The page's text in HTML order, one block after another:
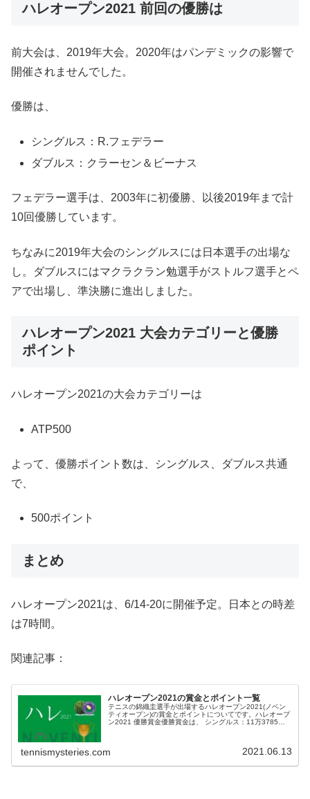
ハレオープン2021 前回の優勝は
前大会は、2019年大会。2020年はパンデミックの影響で
開催されませんでした。
優勝は、
シングルス：R.フェデラー
ダブルス：クラーセン＆ビーナス
フェデラー選手は、2003年に初優勝、以後2019年まで計
10回優勝しています。
ちなみに2019年大会のシングルスには日本選手の出場な
し。ダブルスにはマクラクラン勉選手がストルフ選手とペ
アで出場し、準決勝に進出しました。
ハレオープン2021 大会カテゴリーと優勝
ポイント
ハレオープン2021の大会カテゴリーは
ATP500
よって、優勝ポイント数は、シングルス、ダブルス共通
で、
500ポイント
まとめ
ハレオープン2021は、6/14-20に開催予定。日本との時差
は7時間。
関連記事：
ハレオープン2021の賞金とポイント一覧
テニスの錦織圭選手が出場するハレオープン2021(ノベン
ティオープン)の賞金とポイントについてです。ハレオープ
ン2021 優勝賞金優勝賞金は、 シングルス：11万3785ユ
tennismysteries.com 2021.06.13